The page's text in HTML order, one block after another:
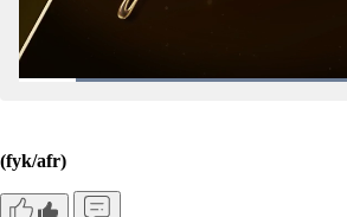
(fyk/afr)